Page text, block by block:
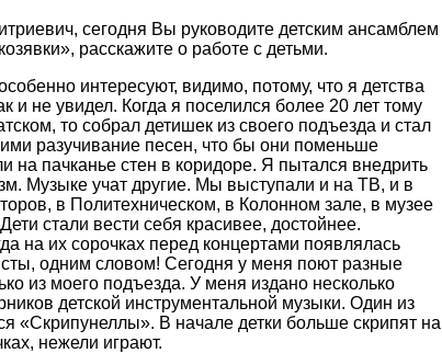
сегодня Вы руководите детским ансамблем
расскажите о работе с детьми.
интересуют, видимо, потому, что я детства
и не увидел. Когда я поселился более 20 лет тому
то собрал детишек из своего подъезда и стал
разучивание песен, что бы они поменьше
на пачканье стен в коридоре. Я пытался внедрить
Музыке учат другие. Мы выступали и на ТВ, и в
в Политехническом, в Колонном зале, в музее
стали вести себя красивее, достойнее.
на их сорочках перед концертами появлялась
одним словом! Сегодня у меня поют разные
из моего подъезда. У меня издано несколько
детской инструментальной музыки. Один из
«Скрипунеллы». В начале детки больше скрипят на
нежели играют.